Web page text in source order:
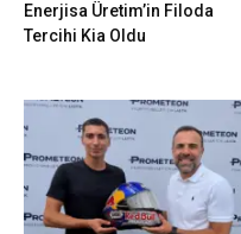
Enerjisa Üretim’in Filoda
Tercihi Kia Oldu